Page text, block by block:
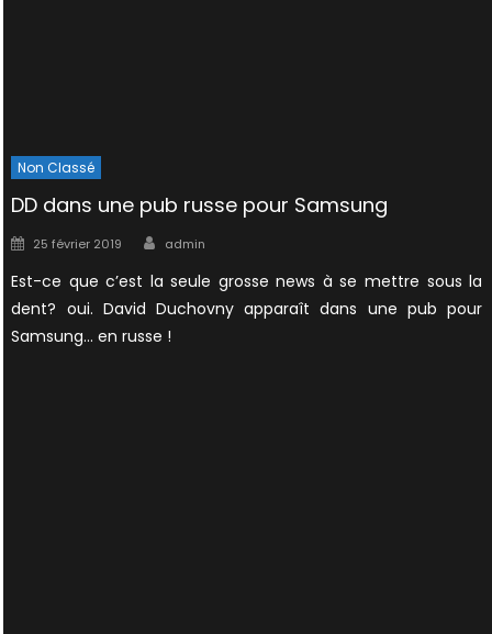
Non Classé
DD dans une pub russe pour Samsung
Posted
25 février 2019 Author
admin
Est-ce que c’est la seule grosse news à se mettre sous la
dent? oui. David Duchovny apparaît dans une pub pour
Samsung… en russe !